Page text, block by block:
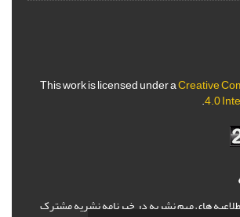
This work is licensed under aCreative
4.0
.
های مهم نشریه در خبرنامه نشریه مشترک